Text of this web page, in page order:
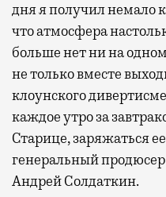
дня я получил немало
что атмосфера
больше нет ни на
не только вместе
клоунского
каждое утро за
Старице, заряжаться
генеральный
Андрей Солдаткин.